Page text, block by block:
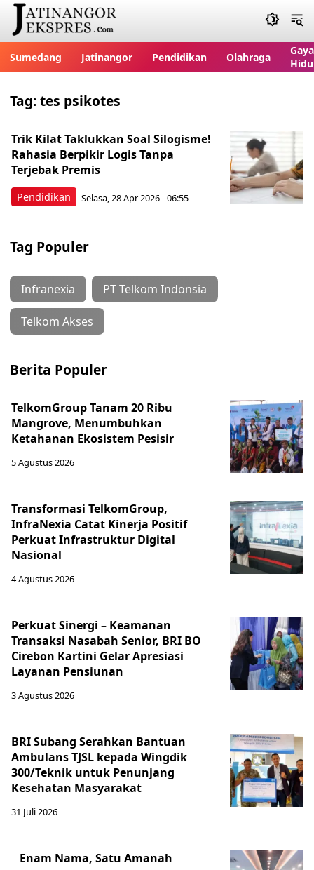
Sumedang Jatinangor Pendidikan Olahraga
Gaya
Tag:tes psikotes
Pendidikan
Trik Kilat Taklukkan Soal Silogisme!
Rahasia Berpikir Logis Tanpa
Terjebak Premis
Selasa, 28 Apr 2026 - 06:55
Tag Populer
Infranexia PT Telkom Indonsia
Telkom Akses
Berita Populer
TelkomGroup Tanam 20 Ribu
Mangrove, Menumbuhkan
Ketahanan Ekosistem Pesisir
5 Agustus 2026
Transformasi TelkomGroup,
InfraNexia Catat Kinerja Positif
Perkuat Infrastruktur Digital
Nasional
4 Agustus 2026
Perkuat Sinergi – Keamanan
Transaksi Nasabah Senior, BRI BO
Cirebon Kartini Gelar Apresiasi
Layanan Pensiunan
3 Agustus 2026
BRI Subang Serahkan Bantuan
Ambulans TJSL kepada Wingdik
300/Teknik untuk Penunjang
Kesehatan Masyarakat ​
31 Juli 2026
Enam Nama, Satu Amanah